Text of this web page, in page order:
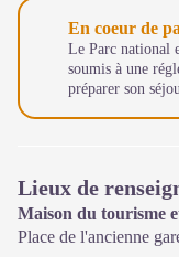
En coeur de
Le Parc national
soumis à une
préparer son
Lieux de
Maison du tourisme
Place de l'ancienne